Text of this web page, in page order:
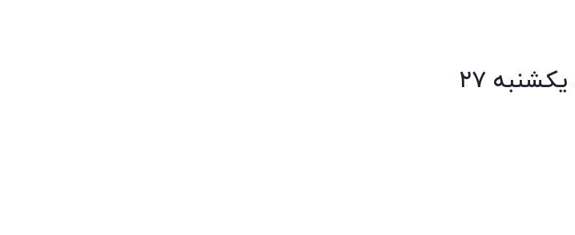
مهمترین عناوین گزارش‌های تحلیلی خبری، یکشنبه ۲۷